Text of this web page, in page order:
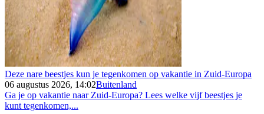
Deze nare beestjes kun je tegenkomen op vakantie in Zuid-Europa
06 augustus 2026, 14:02Buitenland
Ga je op vakantie naar Zuid-Europa? Lees welke vijf beestjes je
kunt tegenkomen,...